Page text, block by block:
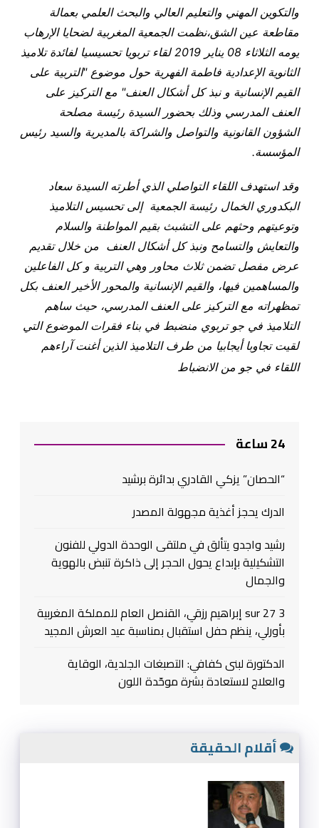
والتكوين المهني والتعليم العالي والبحث العلمي بعمالة
مقاطعة عين الشق،نظمت الجمعية المغربية لضحايا الإرهاب
يومه الثلاثاء 08 يناير 2019
لقاء تربويا تحسيسيا لفائدة تلاميذ
الثانوية الإعدادية فاطمة الفهرية حول موضوع"التربية على
القيم الإنسانية و نبذ كل أشكال العنف" مع التركيز على
العنف المدرسي وذلك بحضور السيدة رئيسة مصلحة
الشؤون القانونية والتواصل والشراكة بالمديرية والسيد رئيس
المؤسسة.
وقد استهدف اللقاء التواصلي الذي أطرته السيدة سعاد
البكدوري الخمال رئيسة الجمعية إلى تحسيس التلاميذ
وتوعيتهم وحثهم على التشبث بقيم المواطنة والسلام
والتعايش والتسامح ونبذ كل أشكال العنف من خلال تقديم
عرض مفصل تضمنثلاث محاور وهي التربية و كل الفاعلين
والمساهمين فيها، والقيم الإنسانية والمحور الأخير العنف بكل
تمظهراته مع التركيز على العنف المدرسي، حيث ساهم
التلاميذ في جو تربوي منضبط في بناء فقرات الموضوع التي
لقيت تجاوبا أيجابيا من طرف التلاميذ الذين أغنت آراءهم
اللقاء في جو من الانضباط
24 ساعة
“الحصان” يزكي القادري بدائرة برشيد
الدرك يحجز أغذية مجهولة المصدر
رشيد واجدو يتألق في ملتقى الوحدة الدولي للفنون
التشكيلية بإبداع يحول الحجر إلى ذاكرة تنبض بالهوية
والجمال
3 sur 27 إبراهيم رزقي، القنصل العام للمملكة المغربية
بأورلي، ينظم حفل استقبال بمناسبة عيد العرش المجيد
الدكتورة لبنى كفافي: التصبغات الجلدية، الوقاية
والعلاج لاستعادة بشرة موحّدة اللون
أقلام الحقيقة